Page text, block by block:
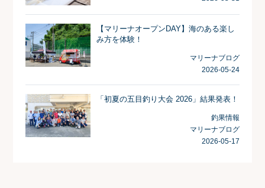
【マリーナオープンDAY】海のある楽し
み方を体験！
マリーナブログ
2026-05-24
「初夏の五目釣り大会 2026」結果発表！
釣果情報
マリーナブログ
2026-05-17